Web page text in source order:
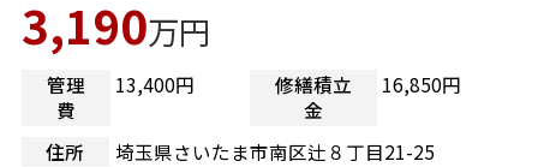
3,190万円
管理
費
13,400円
修繕積立
金
16,850円
住所
埼玉県さいたま市南区辻８丁目21-25